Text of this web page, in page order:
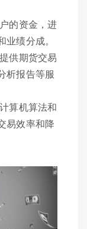
的资金，进
绩分成。
供期货交易
析报告等服
算机算法和
易效率和降